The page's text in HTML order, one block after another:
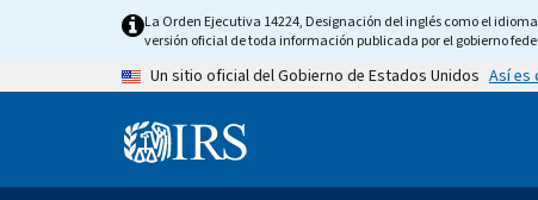
content
La Orden Ejecutiva 14224, Designación del inglés como el
versión oficial de toda información publicada por el gobierno
Un sitio oficial del Gobierno de Estados Unidos Así es
Information